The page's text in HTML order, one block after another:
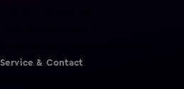
Service & Contact